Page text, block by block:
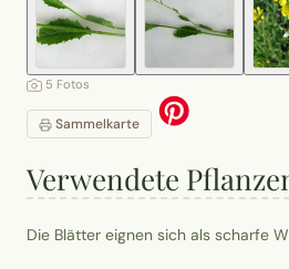
5 Fotos
Sammelkarte
Verwendete
Die Blätter eignen sich als scharfe